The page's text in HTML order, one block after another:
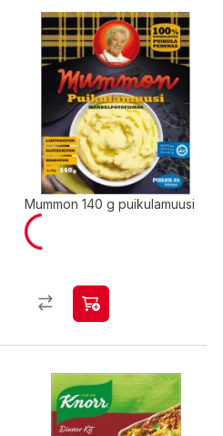
Mummon 140 g puikulamuusi